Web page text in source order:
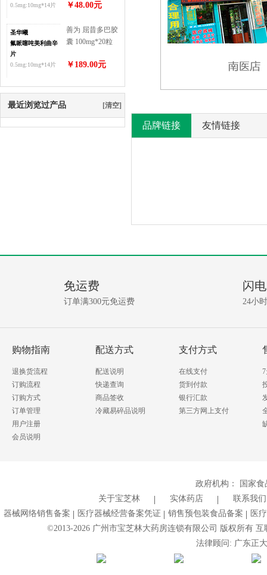
0.5mg:10mg*14片
￥48.00元
圣华曦
氟哌噻吨美利曲辛
片
0.5mg:10mg*14片
善为 屈昔多巴胶
囊 100mg*20粒
￥189.00元
最近浏览过产品 [清空]
品牌链接 友情链接
我要提问
免运费
订单满300元免运费
闪
24小
购物指南
退换货流程
订购流程
订购方式
订单管理
用户注册
会员说明
配送方式
配送说明
快递查询
商品签收
冷藏易碎品说明
支付方式
在线支付
货到付款
银行汇款
第三方网上支付
政府机构：
国家
关于宝芝林
实体药店
联系我们
器械网络销售备案
医疗器械经营备案凭证 销售预包装食品备案
医
©2013-2026广州市宝芝林大药房连锁有限公司 版权所有
法律顾问: 广东正